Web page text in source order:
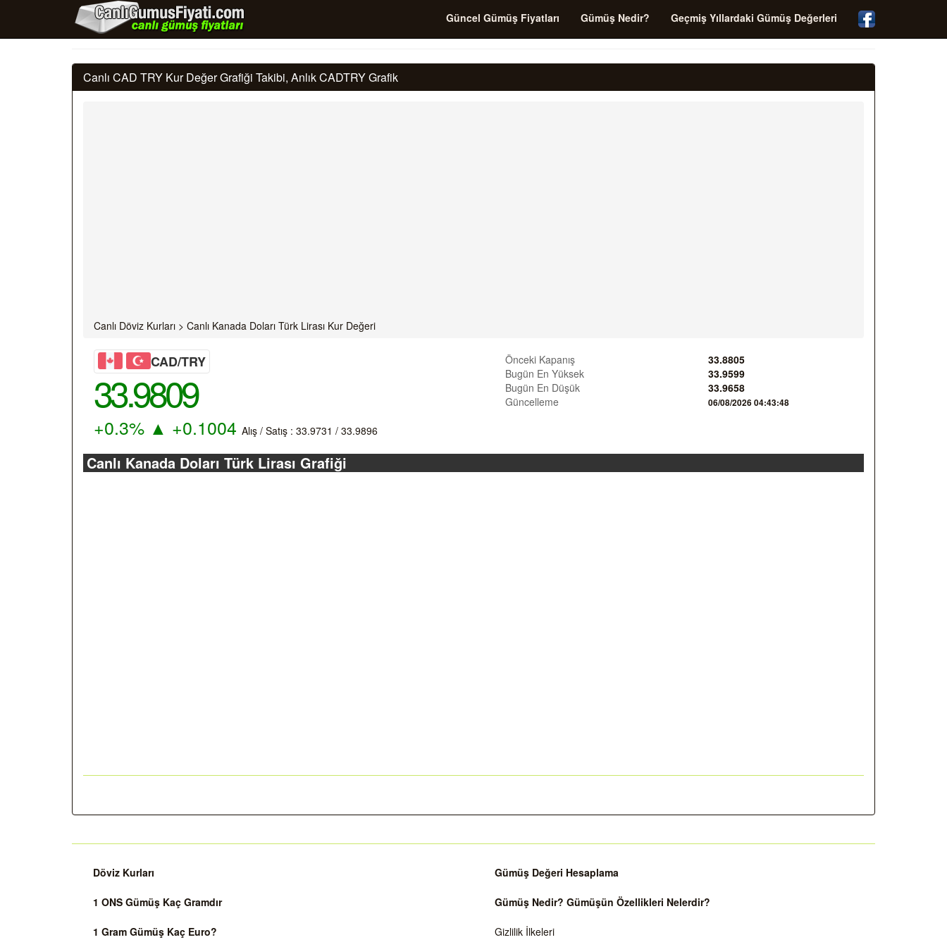
Güncel Gümüş Fiyatları Gümüş Nedir? Geçmiş Yıllardaki Gümüş Değerleri
Canlı CAD TRY Kur Değer Grafiği Takibi, Anlık CADTRY Grafik
Canlı Döviz Kurları > Canlı Kanada Doları Türk Lirası Kur Değeri
CAD/TRY
33.9809
+0.3% ▲ +0.1004 Alış / Satış : 33.9731 / 33.9896
Önceki Kapanış
33.8805
Bugün En Yüksek
33.9599
Bugün En Düşük
33.9658
Güncelleme
06/08/2026 04:43:48
Canlı Kanada Doları Türk Lirası Grafiği
Döviz Kurları
1 ONS Gümüş Kaç Gramdır
1 Gram Gümüş Kaç Euro?
Gümüş Değeri Hesaplama
Gümüş Nedir? Gümüşün Özellikleri Nelerdir?
Gizlilik İlkeleri